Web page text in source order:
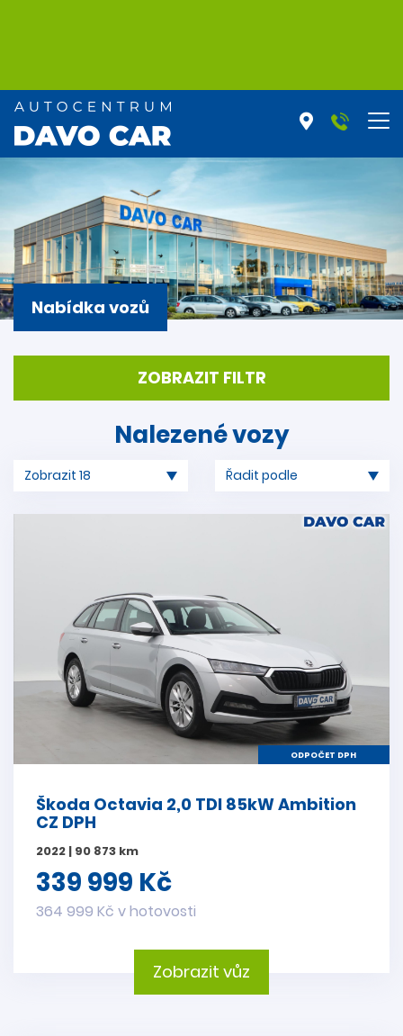
Nabídka vozů
ZOBRAZIT FILTR
Nalezené vozy
ODPOČET DPH
Škoda Octavia 2,0 TDI 85kW Ambition
CZ DPH
2022 | 90 873 km
339 999 Kč
364 999 Kč v hotovosti
Zobrazit vůz